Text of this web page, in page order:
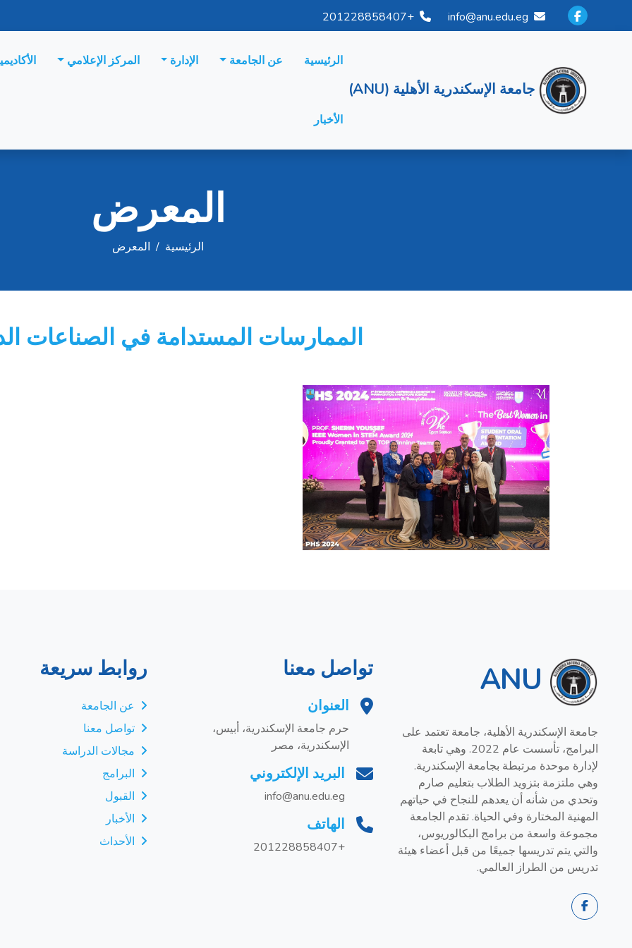
info@anu.edu.eg
+201228858407
جامعة الإسكندرية الأهلية (ANU)
الرئيسية عن الجامعة الإدارة المركز الإعلامي
الأخبار
المعرض
الرئيسية / المعرض
الممارسات المستدامة في الصناعات
ANU
جامعة الإسكندرية الأهلية، جامعة تعتمد على
البرامج، تأسست عام 2022. وهي تابعة
لإدارة موحدة مرتبطة بجامعة الإسكندرية.
وهي ملتزمة بتزويد الطلاب بتعليم صارم
وتحدي من شأنه أن يعدهم للنجاح في حياتهم
المهنية المختارة وفي الحياة. تقدم الجامعة
مجموعة واسعة من برامج البكالوريوس،
والتي يتم تدريسها جميعًا من قبل أعضاء هيئة
تدريس من الطراز العالمي.
تواصل معنا
العنوان
حرم جامعة الإسكندرية، أبيس،
الإسكندرية، مصر
البريد الإلكتروني
info@anu.edu.eg
الهاتف
+201228858407
روابط سريعة
عن الجامعة
تواصل معنا
مجالات الدراسة
البرامج
القبول
الأخبار
الأحداث